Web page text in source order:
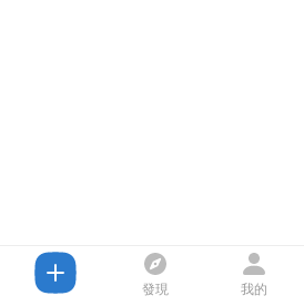
發現 我的